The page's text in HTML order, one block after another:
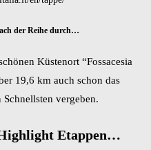
der Reihe durch…
Küstenort “Fossacesia
19,6 km auch schon das
vergeben.
Etappen…